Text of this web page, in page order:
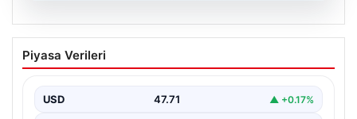
06.08.2026
MGK’den 8 maddelik kritik bildiri: Dikkat
çeken ‘Terörsüz Bölge’ vurgusu
Piyasa Verileri
USD 47.71 ▲ +0.17%